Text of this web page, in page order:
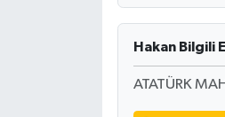
Hakan Bilgili
ATATÜRK
KİM KİMDİR
ÇEK GÖNDER